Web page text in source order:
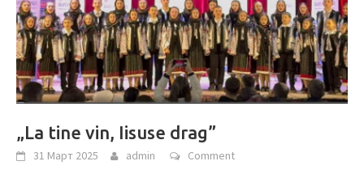
„La tine vin, Iisuse drag”
31 Март 2025 admin Comment